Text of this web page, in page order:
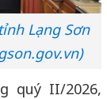
Lạng Sơn
quý II/2026,